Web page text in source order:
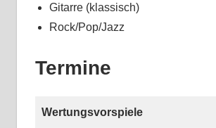
Gitarre (klassisch)
Rock/Pop/Jazz
Termine
Wertungsvorspiele